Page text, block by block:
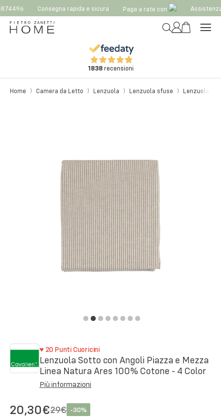
Consegna rapida e sicura Paga a rate con Assistenza
1838recensioni
Home Camera da Letto Lenzuola Lenzuola sfuse Lenzuola da
♥ 20 Punti Cuoricini
Lenzuola Sotto con Angoli Piazza e Mezza
Linea Natura Ares 100% Cotone - 4 Color
Più informazioni
20,30€29€ -30%